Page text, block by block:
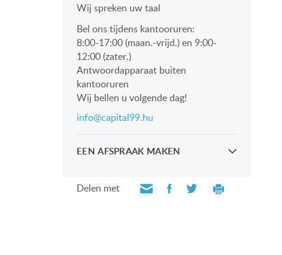
Wij spreken uw taal
Bel ons tijdens kantooruren:
8:00-17:00 (maan.-vrijd.) en 9:00-
12:00 (zater.)
Antwoordapparaat buiten
kantooruren
Wij bellen u volgende dag!
info@capital99.hu
EEN AFSPRAAK MAKEN
professionals
Delen met